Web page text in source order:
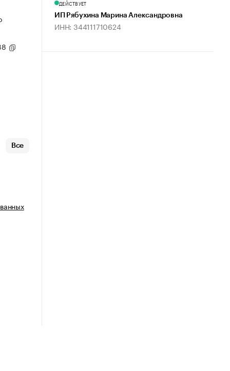
Все
ДЕЙСТВУЕТ
ИП Рябухина Марина Александровна
ИНН: 344111710624